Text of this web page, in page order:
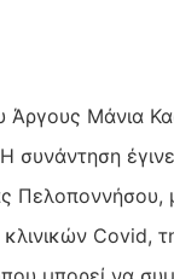
Άργους Μάνια
Covid,